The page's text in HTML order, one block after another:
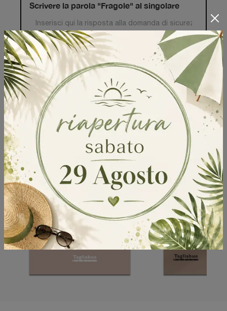
Sfoglia i cataloghi
Scrivere la parola "Fragole" al singolare